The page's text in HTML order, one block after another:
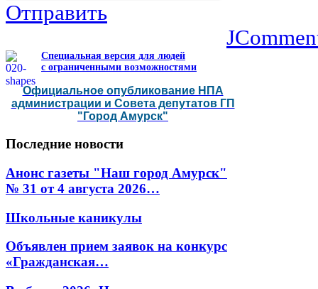
Отправить
Специальная версия для людей
с ограниченными возможностями
Официальное опубликование НПА
администрации и Совета депутатов ГП
"Город Амурск"
Последние новости
Анонс газеты "Наш город Амурск"
№ 31 от 4 августа 2026…
Школьные каникулы
Объявлен прием заявок на конкурс
«Гражданская…